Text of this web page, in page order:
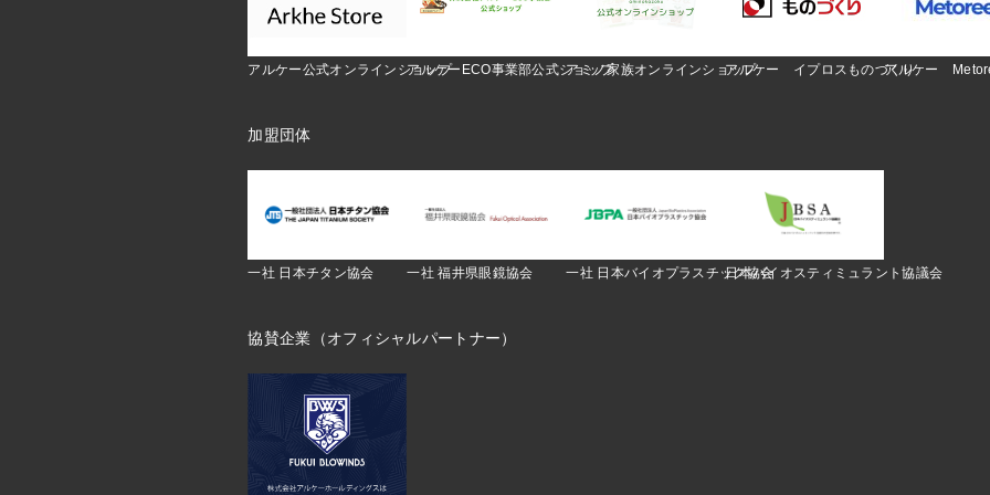
アルケー公式オンラインショップアルケーECO事業部公式ショップアミノ家族オンラインショップアルケー イプロスものづくり
アルケー
加盟団体
一社 日本チタン協会 一社 福井県眼鏡協会 一社 日本バイオプラスチック協会日本バイオスティミュラント協議会
協賛企業（オフィシャルパートナー）